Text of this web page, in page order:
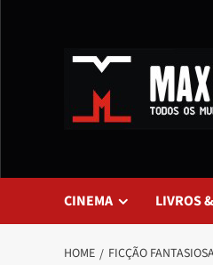
CINEMA LIVROS
HOME FICÇÃO